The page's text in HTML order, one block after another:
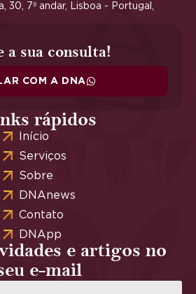
30, 7º andar, Lisboa - Portugal,
a sua consulta!
COM A DNA
rápidos
Início
Serviços
Sobre
DNAnews
Contato
DNApp
e artigos no
e-mail